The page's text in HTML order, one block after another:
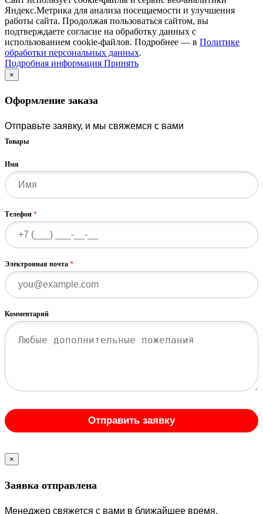
Яндекс.Метрика для анализа посещаемости и улучшения
работы сайта. Продолжая пользоваться сайтом, вы
подтверждаете согласие на обработку данных с
использованием cookie-файлов. Подробнее — в Политике
обработки персональных данных.
Подробная информация Подробная
Принять
×
Оформление заказа
Отправьте заявку, и мы свяжемся с вами
Товары
Имя
Телефон *
Электронная почта *
Комментарий
Отправить заявку
×
Заявка отправлена
Менеджер свяжется с вами в ближайшее время.